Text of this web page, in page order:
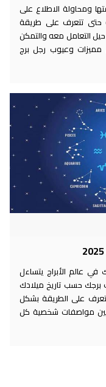
ومحاولة الاطلاع على
حتى تتعرف على طريقة
التعامل معه والتمكن
وعيوب رجل برج
عالم الأبراج يتساءل
برجك حسب تاريخ ميلادك
على الطريقة بشكل
مواصفات شخصية كل